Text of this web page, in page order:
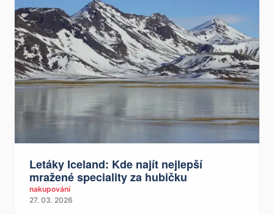
Letáky Iceland: Kde najít nejlepší
mražené speciality za hubičku
nakupování
27. 03. 2026